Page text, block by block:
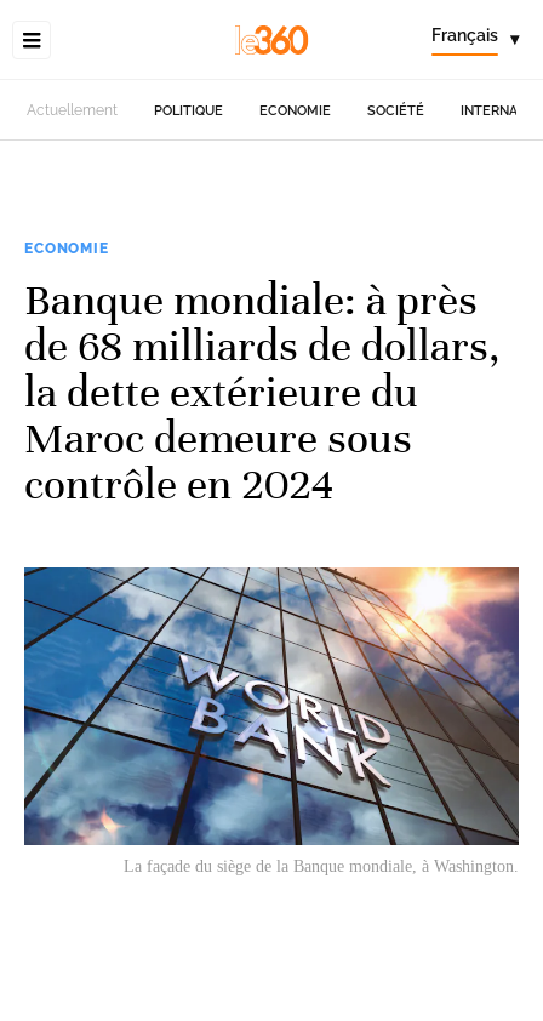
Français ▾
Actuellement POLITIQUE ECONOMIE SOCIÉTÉ
ECONOMIE
Banque mondiale: à près
de 68 milliards de dollars,
la dette extérieure du
Maroc demeure sous
contrôle en 2024
La façade du siège de la Banque mondiale, à Washington.